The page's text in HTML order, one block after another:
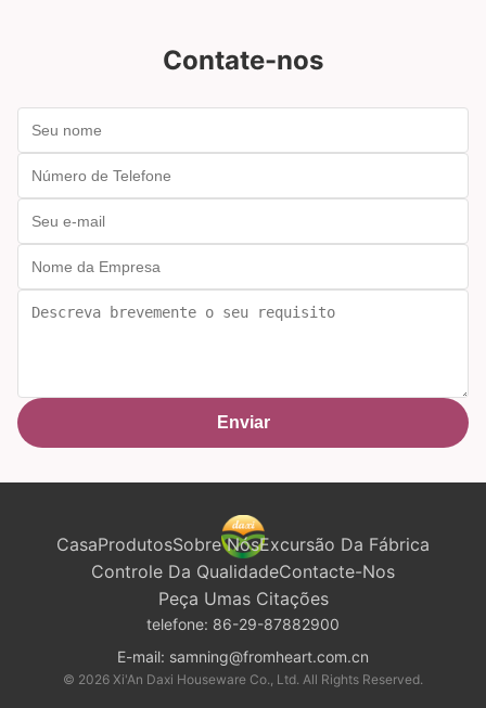
Contate-nos
Enviar
CasaProdutosSobre NósExcursão Da Fábrica
Controle Da QualidadeContacte-Nos
Peça Umas Citações
telefone: 86-29-87882900
E-mail: samning@fromheart.com.cn
© 2026 Xi'An Daxi Houseware Co., Ltd. All Rights Reserved.